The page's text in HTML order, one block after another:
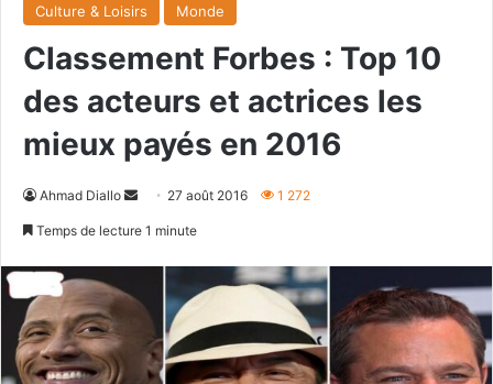
Culture & Loisirs Monde
Classement Forbes : Top 10
des acteurs et actrices les
mieux payés en 2016
Ahmad Diallo
Envoyer27 août 2016 1 272
Temps de lecture 1 minute